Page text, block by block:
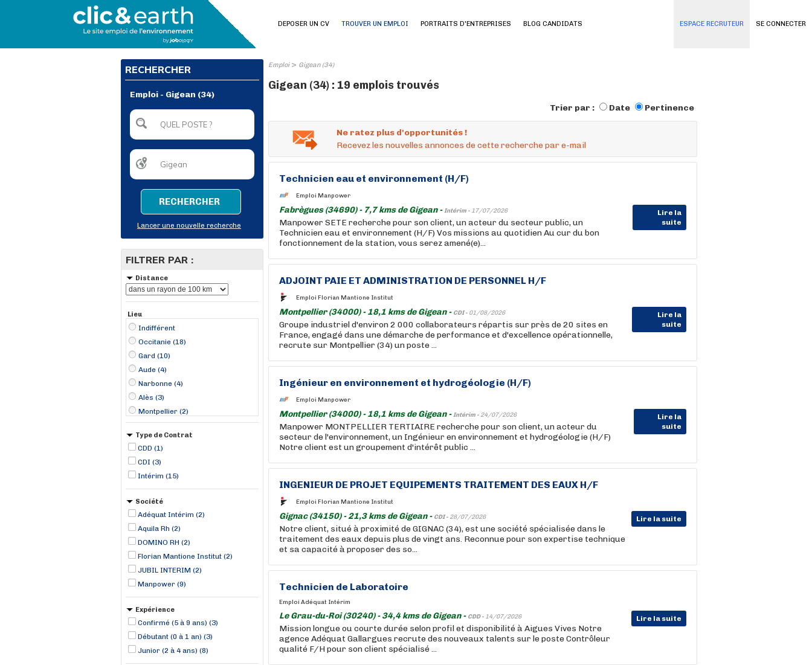
SE CONNECTER
DEPOSER UN CV TROUVER UN EMPLOI PORTRAITS D'ENTREPRISES BLOG CANDIDATS ESPACE RECRUTEUR
RECHERCHER
Emploi - Gigean (34)
RECHERCHER
Lancer une nouvelle recherche
FILTRER PAR :
Distance
Lieu
Indifférent
Occitanie (18)
Gard (10)
Aude (4)
Narbonne (4)
Alès (3)
Montpellier (2)
Nîmes (2)
Salindres (2)
Provence-Alpes-Côte d'Azur (1)
Calvisson (1)
Fabrègues (1)
Type de Contrat
CDD (1)
CDI (3)
Intérim (15)
Société
Adéquat Intérim (2)
Aquila Rh (2)
DOMINO RH (2)
Florian Mantione Institut (2)
JUBIL INTERIM (2)
Manpower (9)
Expérience
Confirmé (5 à 9 ans) (3)
Débutant (0 à 1 an) (3)
Junior (2 à 4 ans) (8)
Emploi> Gigean (34)
Gigean (34) : 19 emplois trouvés
Trier par : Date Pertinence
Ne ratez plus d'opportunités !
Recevez les nouvelles annonces de cette recherche par e-mail
Technicien eau et environnement (H/F)
Emploi Manpower
Fabrègues (34690) - 7,7 kms de Gigean -Intérim - 17/07/2026
Lire la
suite
Manpower SETE recherche pour son client, un acteur du secteur public, un
Technicien eau et environnement (H/F) Vos missions au quotidien Au cur du bon
fonctionnement de la station, vous serez amené(e)...
ADJOINT PAIE ET ADMINISTRATION DE PERSONNEL H/F
Emploi Florian Mantione Institut
Montpellier (34000) - 18,1 kms de Gigean - CDI - 01/08/2026
Lire la
suite
Groupe industriel d'environ 2 000 collaborateurs répartis sur près de 20 sites en
France, engagé dans une démarche de performance et d'excellence opérationnelle,
recrute sur Montpellier (34) un poste ...
Ingénieur en environnement et hydrogéologie (H/F)
Emploi Manpower
Montpellier (34000) - 18,1 kms de Gigean -Intérim - 24/07/2026
Lire la
suite
Manpower MONTPELLIER TERTIAIRE recherche pour son client, un acteur du
secteur de l'environnement, un Ingénieur en environnement et hydrogéologie (H/F)
Notre client est un groupement d'intérêt public ...
INGENIEUR DE PROJET EQUIPEMENTS TRAITEMENT DES EAUX H/F
Emploi Florian Mantione Institut
Gignac (34150) - 21,3 kms de Gigean - CDI - 28/07/2026 Lire la suite
Notre client, situé à proximité de GIGNAC (34), est une société spécialisée dans le
traitement des eaux depuis plus de vingt ans. Reconnue pour son expertise technique
et sa capacité à proposer des so...
Technicien de Laboratoire
Emploi Adéquat Intérim
Le Grau-du-Roi (30240) - 34,4 kms de Gigean - CDD - 14/07/2026 Lire la suite
Mission longue ou courte durée selon profil et disponibilité à Aigues Vives Notre
agence Adéquat Gallargues recrute des nouveaux talents sur le poste Contrôleur
qualité F/H pour son client spécialisé ...